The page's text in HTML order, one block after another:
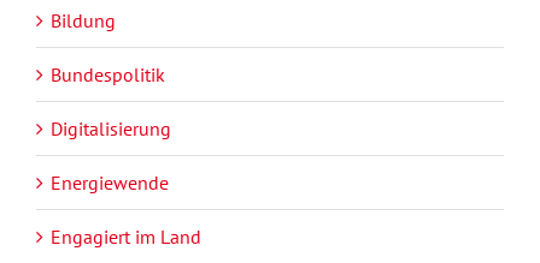
Bildung
Bundespolitik
Digitalisierung
Energiewende
Engagiert im Land